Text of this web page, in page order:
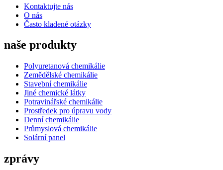
Kontaktujte nás
O nás
Často kladené otázky
naše produkty
Polyuretanová chemikálie
Zemědělské chemikálie
Stavební chemikálie
Jiné chemické látky
Potravinářské chemikálie
Prostředek pro úpravu vody
Denní chemikálie
Průmyslová chemikálie
Solární panel
zprávy